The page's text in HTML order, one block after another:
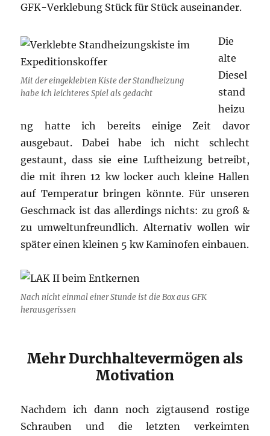
GFK-Verklebung Stück für Stück auseinander.
Mit der eingeklebten Kiste der Standheizung
habe ich leichteres Spiel als gedacht
Die
alte
Diesel
stand
heizu
ng hatte ich bereits einige Zeit davor
ausgebaut. Dabei habe ich nicht schlecht
gestaunt, dass sie eine Luftheizung betreibt,
die mit ihren 12 kw locker auch kleine Hallen
auf Temperatur bringen könnte. Für unseren
Geschmack ist das allerdings nichts: zu groß &
zu umweltunfreundlich. Alternativ wollen wir
später einen kleinen 5 kw Kaminofen einbauen.
Nach nicht einmal einer Stunde ist die Box aus GFK
herausgerissen
Mehr Durchhaltevermögen als
Motivation
Nachdem ich dann noch zigtausend rostige
Schrauben und die letzten verkeimten